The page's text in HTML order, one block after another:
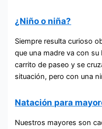
¿Niño o niña?
Siempre resulta curioso
que una madre va con
carrito de paseo y se
situación, pero con una
Natación para
Nuestros mayores son